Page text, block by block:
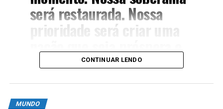
O evento na China ocorre em meio à
comercialpromovida pelos Estados Unidos (EUA) contra
óleo russo, medida que Nova Délhi se recusa a aceitar.
com os homólogos russo e chinês. Esta foi a primeira
será restaurada. Nossa
prioridade será criar uma
nação que seja próspera e
livre (…). Seremos uma
nação rica de novo”, disse
Trump.
CONTINUAR LENDO
MUNDO